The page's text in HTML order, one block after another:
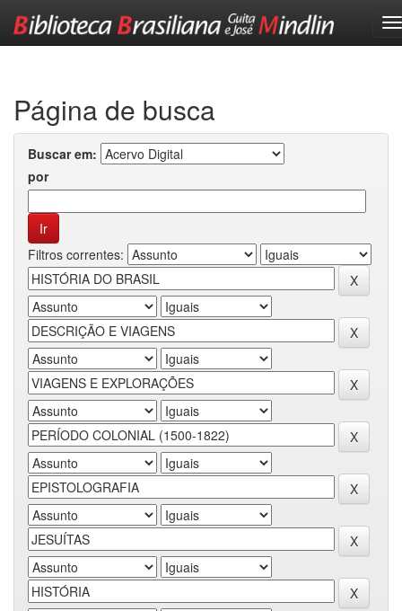
Página de busca
Buscar em:
por
Filtros correntes: